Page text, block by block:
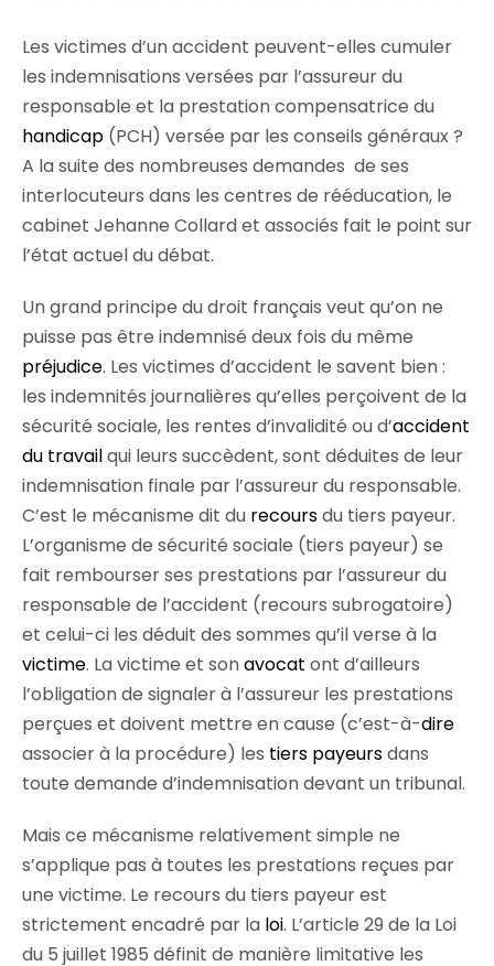
Les victimes d’un accident peuvent-elles cumuler
les indemnisations versées par l’assureur du
responsable et la prestation compensatrice du
handicap (PCH) versée par les conseils généraux ?
A la suite des nombreuses demandes de ses
interlocuteurs dans les centres de rééducation, le
cabinet Jehanne Collard et associés fait le point sur
l’état actuel du débat.
Un grand principe du droit français veut qu’on ne
puisse pas être indemnisé deux fois du même
préjudice. Les victimes d’accident le savent bien :
les indemnités journalières qu’elles perçoivent de la
sécurité sociale, les rentes d’invalidité ou d’accident
du travailqui leurs succèdent, sont déduites de leur
indemnisation finale par l’assureur du responsable.
C’est le mécanisme dit du recoursdu tiers payeur.
L’organisme de sécurité sociale (tiers payeur) se
fait rembourser ses prestations par l’assureur du
responsable de l’accident (recours subrogatoire)
et celui-ci les déduit des sommes qu’il verse à la
victime. La victime et sonavocat ont d’ailleurs
l’obligation de signaler à l’assureur les prestations
perçues et doivent mettre en cause (c’est-à-dire
associer à la procédure) les tiers payeursdans
toute demande d’indemnisation devant un tribunal.
Mais ce mécanisme relativement simple ne
s’applique pas à toutes les prestations reçues par
une victime. Le recours du tiers payeur est
strictement encadré par la loi. L’article 29 de la Loi
du 5 juillet 1985 définit de manière limitative les